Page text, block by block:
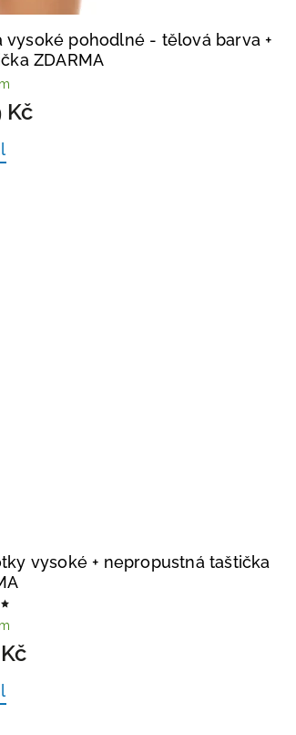
vysoké pohodlné - tělová barva+
ZDARMA
Kč
vysoké+ nepropustná taštička